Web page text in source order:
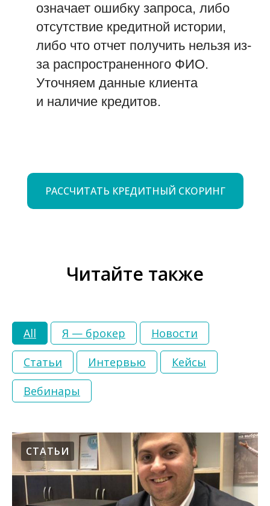
означает ошибку запроса, либо
отсутствие кредитной истории,
либо что отчет получить нельзя из-
за распространенного ФИО.
Уточняем данные клиента
и наличие кредитов.
РАССЧИТАТЬ КРЕДИТНЫЙ СКОРИНГ
Читайте также
All Я — брокер
Новости
Статьи
Интервью
Кейсы
Вебинары
СТАТЬИ